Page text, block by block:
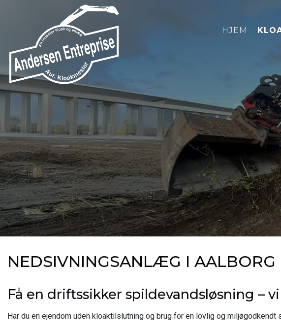
hovedindhold
HJEM
NEDSIVNINGSANLÆG I
Få en driftssikker spildevandsløsning –
Har du en ejendom uden kloaktilslutning og brug for en lovlig og miljøgodkendt